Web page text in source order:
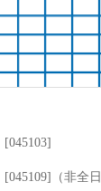
（非全